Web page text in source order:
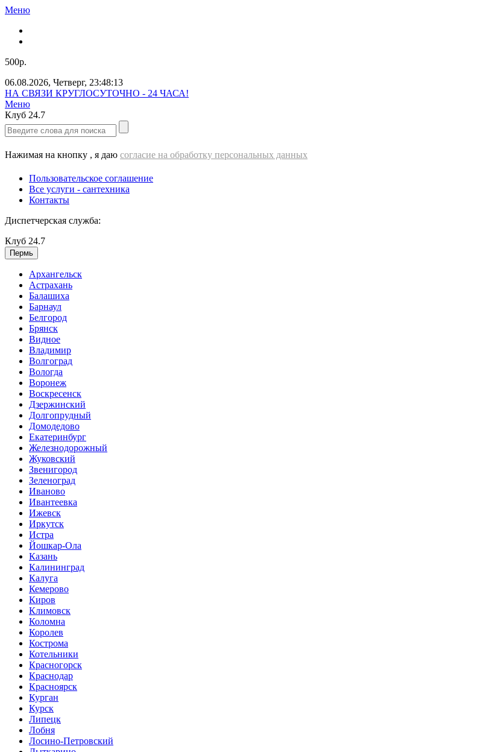
Меню
500р.
06.08.2026, Четверг, 23:48:14
Звоните нам прямо сейчас!
Меню
Клуб 24.7
Нажимая на кнопку , я даю согласие на обработку персональных данных
Пользовательское соглашение
Все услуги - cантехника
Контакты
Диспетчерская служба:
Клуб 24.7
Пермь
Архангельск
Астрахань
Балашиха
Барнаул
Белгород
Брянск
Видное
Владимир
Волгоград
Вологда
Воронеж
Воскресенск
Дзержинский
Долгопрудный
Домодедово
Екатеринбург
Железнодорожный
Жуковский
Звенигород
Зеленоград
Иваново
Ивантеевка
Ижевск
Иркутск
Истра
Йошкар-Ола
Казань
Калининград
Калуга
Кемерово
Киров
Климовск
Коломна
Королев
Кострома
Котельники
Красногорск
Краснодар
Красноярск
Курган
Курск
Липецк
Лобня
Лосино-Петровский